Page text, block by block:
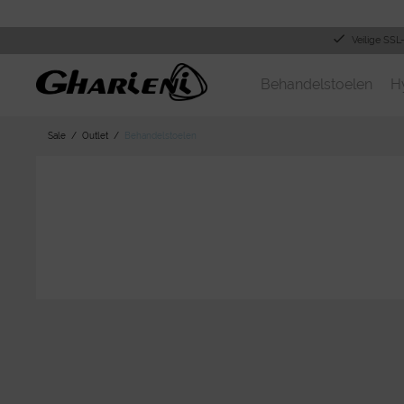
Veilige
Behandelstoelen
Sale Outlet